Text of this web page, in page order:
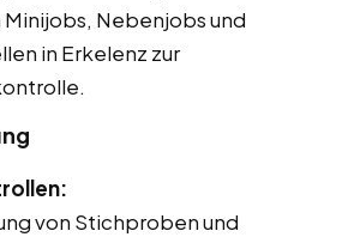
Nebenjobs und
in Erkelenz zur
von Stichproben und